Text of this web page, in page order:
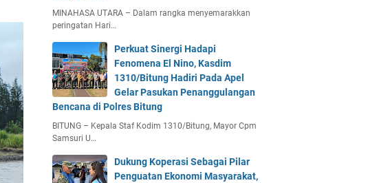
MINAHASA UTARA – Dalam rangka menyemarakkan
peringatan Hari…
Perkuat Sinergi Hadapi
Fenomena El Nino, Kasdim
1310/Bitung Hadiri Pada Apel
Gelar Pasukan Penanggulangan
Bencana di Polres Bitung
BITUNG – Kepala Staf Kodim 1310/Bitung, Mayor Cpm
Samsuri U…
Dukung Koperasi Sebagai Pilar
Penguatan Ekonomi Masyarakat,